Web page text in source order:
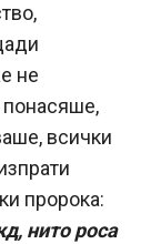
не
понасяше,
всички
пророка:
нито роса